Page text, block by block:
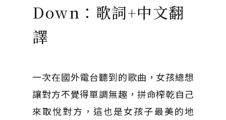
Down：歌詞+中文翻
譯
一次在國外電台聽到的歌曲，女孩總想
讓對方不覺得單調無趣，拼命榨乾自己
來取悅對方，這也是女孩子最美的地